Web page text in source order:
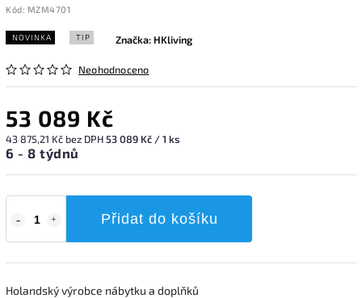
Kód: MZM4701
NOVINKA TIP
Neohodnoceno
Značka: HKliving
53 089 Kč
43 875,21 Kč bez DPH53 089 Kč / 1 ks
6 - 8 týdnů
Přidat do košíku
Holandský výrobce nábytku a doplňků